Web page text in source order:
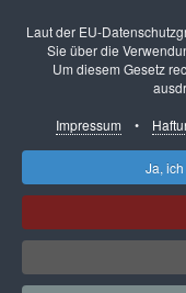
So finden Sie uns
Presse-Infos
Unser Service
Datenschutzerkärung
Heute
Laut der EU-
Sie über die
Um diesem Gesetz
Impressum •
Ja,